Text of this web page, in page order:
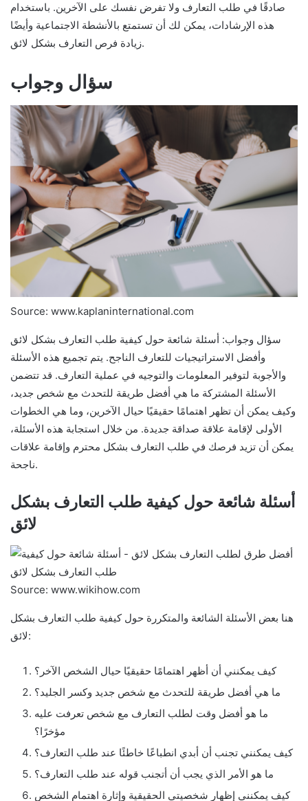
صادقًا في طلب التعارف ولا تفرض نفسك على الآخرين. باستخدام
هذه الإرشادات، يمكن لك أن تستمتع بالأنشطة الاجتماعية وأيضًا
زيادة فرص التعارف بشكل لائق.
سؤال وجواب
Source: www.kaplaninternational.com
سؤال وجواب: أسئلة شائعة حول كيفية طلب التعارف بشكل لائق
وأفضل الاستراتيجيات للتعارف الناجح. يتم تجميع هذه الأسئلة
والأجوبة لتوفير المعلومات والتوجيه في عملية التعارف. قد تتضمن
الأسئلة المشتركة ما هي أفضل طريقة للتحدث مع شخص جديد،
وكيف يمكن أن تظهر اهتمامًا حقيقيًا حيال الآخرين، وما هي الخطوات
الأولى لإقامة علاقة صداقة جديدة. من خلال استجابة هذه الأسئلة،
يمكن أن تزيد فرصك في طلب التعارف بشكل محترم وإقامة علاقات
ناجحة.
أسئلة شائعة حول كيفية طلب التعارف بشكل
لائق
Source: www.wikihow.com
هنا بعض الأسئلة الشائعة والمتكررة حول كيفية طلب التعارف بشكل
لائق:
كيف يمكنني أن أظهر اهتمامًا حقيقيًا حيال الشخص الآخر؟
ما هي أفضل طريقة للتحدث مع شخص جديد وكسر الجليد؟
ما هو أفضل وقت لطلب التعارف مع شخص تعرفت عليه
مؤخرًا؟
كيف يمكنني تجنب أن أبدي انطباعًا خاطئًا عند طلب التعارف؟
ما هو الأمر الذي يجب أن أتجنب قوله عند طلب التعارف؟
كيف يمكنني إظهار شخصيتي الحقيقية وإثارة اهتمام الشخص